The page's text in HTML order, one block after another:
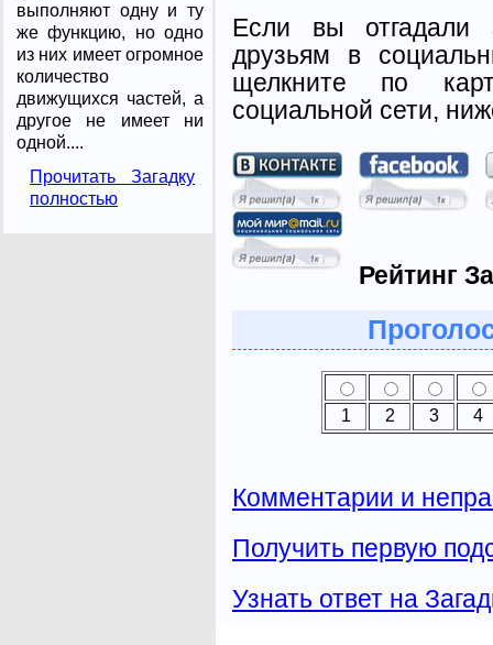
выполняют одну и ту
же функцию, но одно
из них имеет огромное
количество
движущихся частей, а
другое не имеет ни
одной....
Прочитать Загадку
полностью
Если вы отгадали
друзьям в
щелкните по
социальной сети,
Рейтинг
1 2 3 4
Комментарии и
Получить первую
Узнать ответ на